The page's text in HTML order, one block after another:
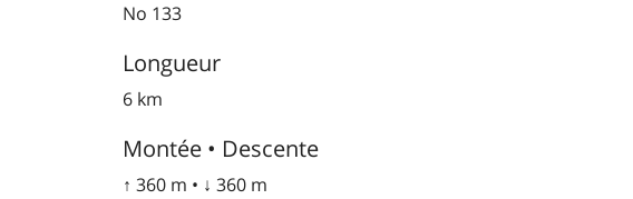
No 133
Longueur
6 km
Montée • Descente
↑ 360 m • ↓ 360 m